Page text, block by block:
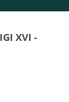
XVI -